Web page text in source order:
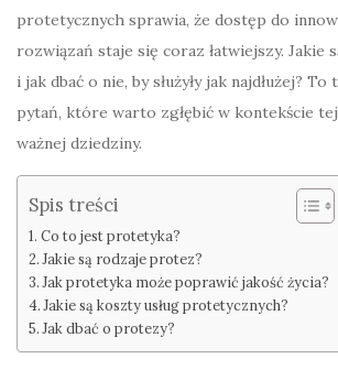
protetycznych sprawia, że dostęp do
rozwiązań staje się coraz łatwiejszy. Jakie
i jak dbać o nie, by służyły jak najdłużej?
pytań, które warto zgłębić w kontekście
ważnej dziedziny.
Spis treści
Co to jest protetyka?
Jakie są rodzaje protez?
Jak protetyka może poprawić jakość życia?
Jakie są koszty usług protetycznych?
Jak dbać o protezy?